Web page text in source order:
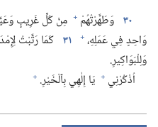
٣٠ وَطَهَّرْتُهُمْ + مِنْ كُلِّ غَرِيبٍ
وَاحِدٍ فِي عَمَلِهِ،‏ + ٣١ كَمَا رَتَّبْتُ
وَلِلْبَوَاكِيرِ.‏
اُذْكُرْنِي + يَا إِلٰهِي بِٱلْخَيْرِ.‏ +